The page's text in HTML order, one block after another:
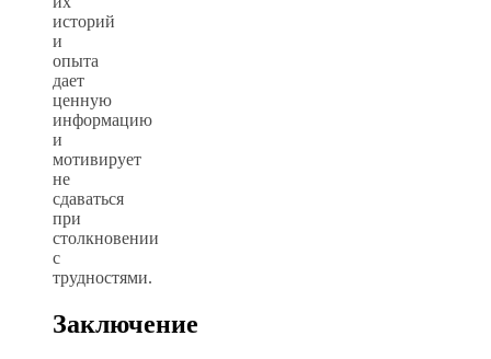
историй
и
опыта
дает
ценную
информацию
и
мотивирует
не
сдаваться
при
столкновении
с
трудностями.
Заключение